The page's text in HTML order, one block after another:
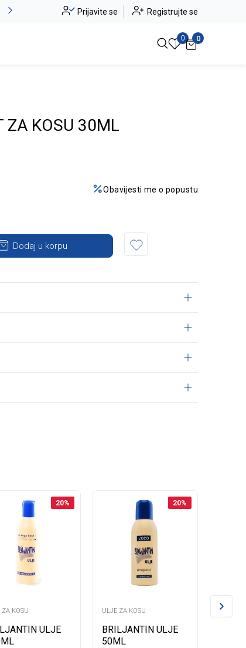
Alma Ras do -50% Pogledaj više
Prijavite se Registrujte se
0 0
ZA KOSU 30ML
Obavijesti me o popustu
Dodaj u korpu
20%
ZA KOSU
ULJE
20%
ULJE ZA KOSU
BRILJANTIN ULJE
50ML
ULJE ZA